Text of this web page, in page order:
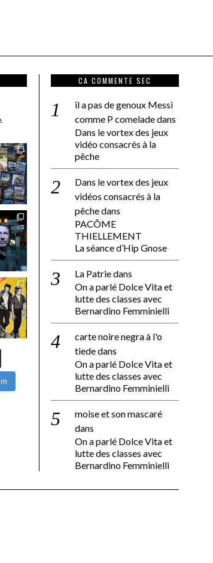
CA COMMENTE SEC
il a pas de genoux Messi
comme P comeladedans
Dans le vortex des jeux
vidéo consacrés à la
pêche
Dans le vortex des jeux
vidéos consacrés à la
pêchedans
PACÔME
THIELLEMENT
La séance d’Hip Gnose
La Patriedans
On a parlé Dolce Vita et
lutte des classes avec
Bernardino Femminielli
carte noire negra à l'o
tiededans
On a parlé Dolce Vita et
lutte des classes avec
Bernardino Femminielli
moise et son mascaré
dans
On a parlé Dolce Vita et
lutte des classes avec
Bernardino Femminielli